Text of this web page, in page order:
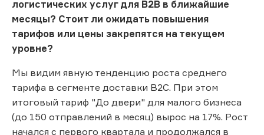
логистических услуг для B2B в ближайшие
месяцы? Стоит ли ожидать повышения
тарифов или цены закрепятся на текущем
уровне?
Мы видим явную тенденцию роста среднего
тарифа в сегменте доставки B2C. При этом
итоговый тариф "До двери" для малого бизнеса
(до 150 отправлений в месяц) вырос на 17%. Рост
начался с первого квартала и продолжался в